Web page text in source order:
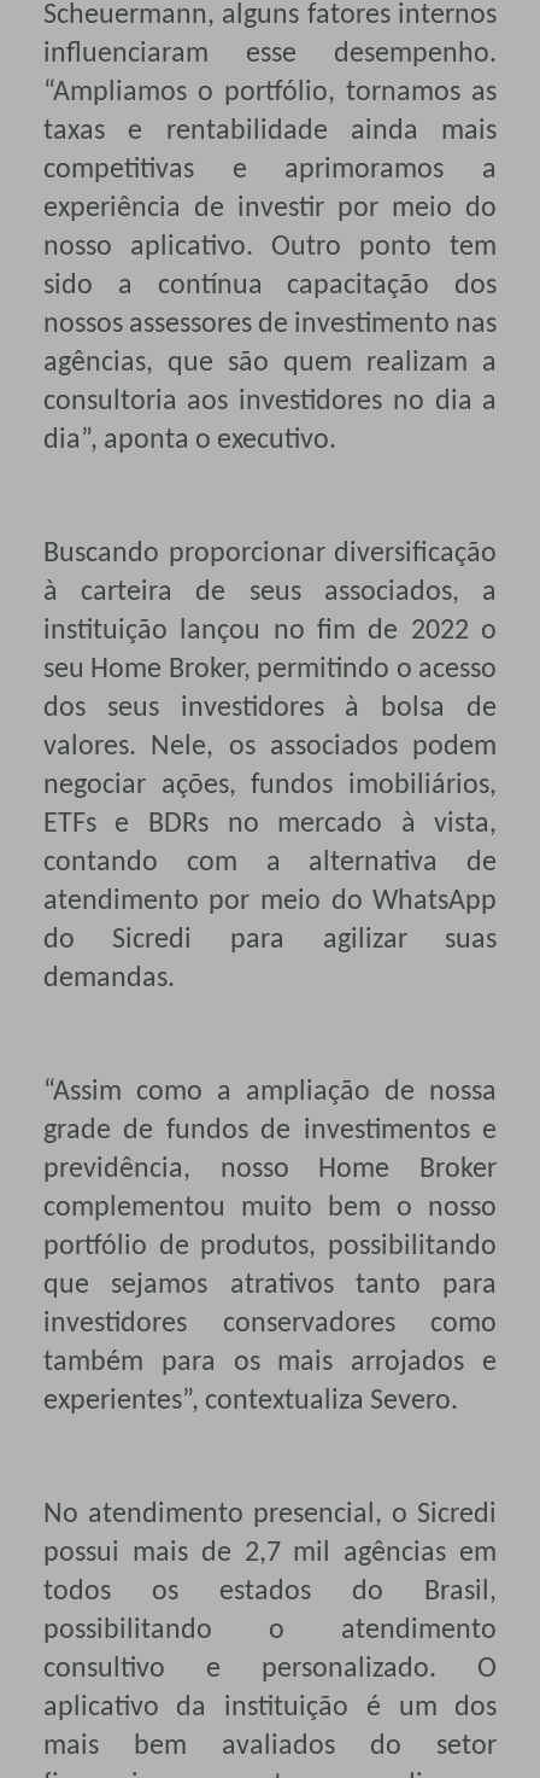
Scheuermann, alguns fatores internos
influenciaram esse desempenho.
“Ampliamos o portfólio, tornamos as
taxas e rentabilidade ainda mais
competitivas e aprimoramos a
experiência de investir por meio do
nosso aplicativo. Outro ponto tem
sido a contínua capacitação dos
nossos assessores de investimento nas
agências, que são quem realizam a
consultoria aos investidores no dia a
dia”, aponta o executivo.
Buscando proporcionar diversificação
à carteira de seus associados, a
instituição lançou no fim de 2022 o
seu Home Broker, permitindo o acesso
dos seus investidores à bolsa de
valores. Nele, os associados podem
negociar ações, fundos imobiliários,
ETFs e BDRs no mercado à vista,
contando com a alternativa de
atendimento por meio do WhatsApp
do Sicredi para agilizar suas
demandas.
“Assim como a ampliação de nossa
grade de fundos de investimentos e
previdência, nosso Home Broker
complementou muito bem o nosso
portfólio de produtos, possibilitando
que sejamos atrativos tanto para
investidores conservadores como
também para os mais arrojados e
experientes”, contextualiza Severo.
No atendimento presencial, o Sicredi
possui mais de 2,7 mil agências em
todos os estados do Brasil,
possibilitando o atendimento
consultivo e personalizado. O
aplicativo da instituição é um dos
mais bem avaliados do setor